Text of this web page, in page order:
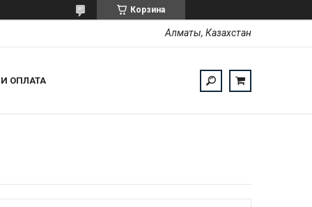
Корзина
Алматы, Казахстан
ОПЛАТА